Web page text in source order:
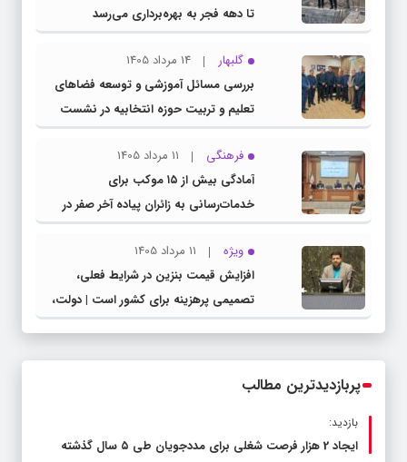
تا دهه فجر به بهره‌برداری می‌رسد
گلبهار
14 مرداد 1405
بررسی مسائل آموزشی و توسعه فضاهای
تعلیم و تربیت حوزه انتخابیه در نشست
مشترک عضو کمیسیون آموزش مجلس با
مدیرکل آموزش و پرورش خراسان رضوی
فرهنگی
11 مرداد 1405
آمادگی بیش از ۱۵ موکب برای
خدمات‌رسانی به زائران پیاده آخر صفر در
شهرستان چناران
ویژه
11 مرداد 1405
افزایش قیمت بنزین در شرایط فعلی،
تصمیمی پرهزینه برای کشور است | دولت،
قاچاق سوخت و عوامل اصلی ناترازی را
پربازدیدترین مطالب
بازدید:
ایجاد 2 هزار فرصت شغلی برای مددجویان طی ۵ سال گذشته